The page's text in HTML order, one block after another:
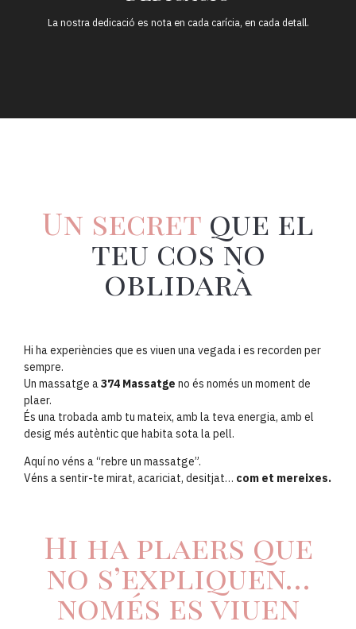
La nostra dedicació es nota en cada carícia, en cada detall.
Un secret que el
teu cos no
oblidarà
Hi ha experiències que es viuen una vegada i es recorden per
sempre.
Un massatge a374 Massatge no és només un moment de
plaer.
És una trobada amb tu mateix, amb la teva energia, amb el
desig més autèntic que habita sota la pell.
Aquí no véns a “rebre un massatge”.
Véns a sentir-te mirat, acariciat, desitjat… com et mereixes.
Hi ha plaers que
no s’expliquen…
només es viuen